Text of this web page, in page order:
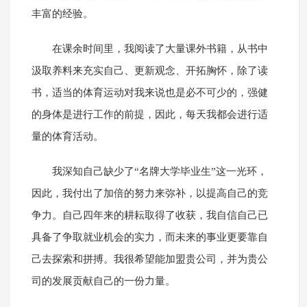
丰富的经验。
在课余时间里，我阅读了大量课外书籍，从书中
汲取养料来充实自己、更新观念、开拓胸怀，除了读
书，适当的体育运动对我来说也是必不可少的，强健
的身体是进行工作的前提，因此，每天我都会进行适
量的体育活动。
我深知自己缺少了“名牌大学毕业生”这一光环，
因此，我付出了加倍的努力来弥补，以提高自己的竞
争力。自己四年来的耕耘取得了收获，我自信自己已
具备了争取就业机会的实力，而未来的事业更要靠自
己去探索和拼搏。我很希望能加盟贵公司，并为贵公
司的发展贡献自己的一份力量。